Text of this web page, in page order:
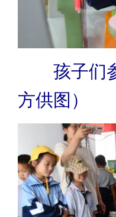
孩子们
方供图）